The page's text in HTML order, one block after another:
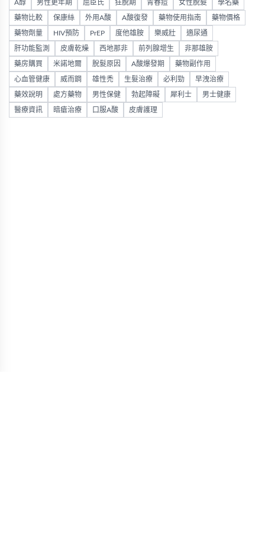
A醇 男性更年期 屈臣氏 狂脫期 青春痘 女性脫髮 學名藥
藥物比較 保康絲 外用A酸 A酸復發 藥物使用指南 藥物價格
藥物劑量 HIV預防 PrEP 度他雄胺 樂威壯 適尿通
肝功能監測 皮膚乾燥 西地那非 前列腺增生 非那雄胺
藥房購買 米諾地爾 脫髮原因 A酸爆發期 藥物副作用
心血管健康 威而鋼 雄性禿 生髮治療 必利勁 早洩治療
藥效說明 處方藥物 男性保健 勃起障礙 犀利士 男士健康
醫療資訊 暗瘡治療 口服A酸 皮膚護理